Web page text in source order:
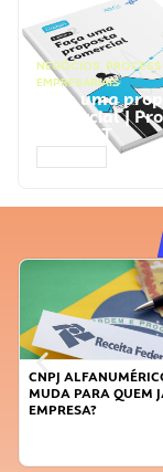
NEGÓCIOS,
EMPRESARIAIS
Faça uma
comercial |
ChatGPT
CNPJ ALFANUMÉRICO:
MUDA PARA QUEM JÁ
EMPRESA?